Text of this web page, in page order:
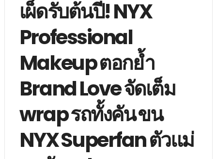
เผ็ดรับต้นปี! NYX
Professional
Makeup ตอกย้ำ
Brand Love จัดเต็ม
wrap รถทั้งคัน ขน
NYX Superfan ตัวแม่